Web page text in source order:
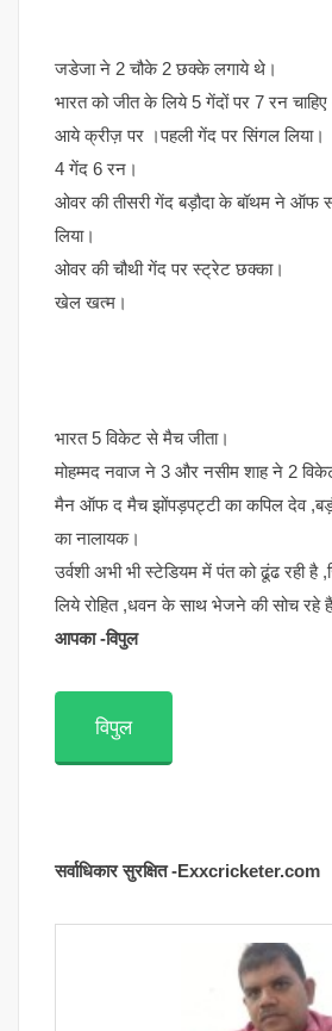
जडेजा ने 2 चौके 2 छक्के लगाये थे।
भारत को जीत के लिये 5 गेंदों पर 7 रन
आये क्रीज़ पर ।पहली गेंद पर सिंगल लिया।
4 गेंद 6 रन।
ओवर की तीसरी गेंद बड़ौदा के बॉथम ने ऑफ
लिया।
ओवर की चौथी गेंद पर स्ट्रेट छक्का।
खेल खत्म।
भारत 5 विकेट से मैच जीता।
मोहम्मद नवाज ने 3 और नसीम शाह ने 2
मैन ऑफ द मैच झोंपड़पट्टी का कपिल देव
का नालायक।
उर्वशी अभी भी स्टेडियम में पंत को ढूंढ रही है
लिये रोहित ,धवन के साथ भेजने की सोच रहे
आपका -विपुल
विपुल
सर्वाधिकार सुरक्षित -Exxcricketer.com